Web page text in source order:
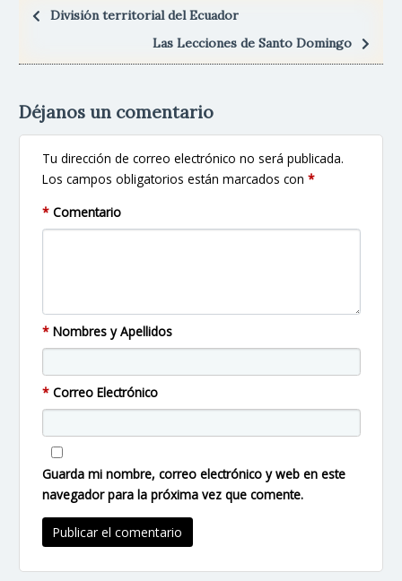
División territorial del Ecuador
Las Lecciones de Santo Domingo
Déjanos un comentario
Tu dirección de correo electrónico no será publicada.
Los campos obligatorios están marcados con *
*Comentario
*Nombres y Apellidos
*Correo Electrónico
Guarda mi nombre, correo electrónico y web en este
navegador para la próxima vez que comente.